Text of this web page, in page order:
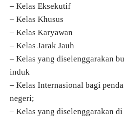
– Kelas Eksekutif
– Kelas Khusus
– Kelas Karyawan
– Kelas Jarak Jauh
– Kelas yang diselenggarakan
induk
– Kelas Internasional bagi
negeri;
– Kelas yang diselenggarakan